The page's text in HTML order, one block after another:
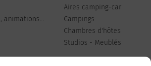
animations...
Aires camping-car
Campings
Chambres d'hôtes
Studios - Meublés